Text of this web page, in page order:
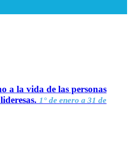
a la vida de las personas
1° de enero a 31 de